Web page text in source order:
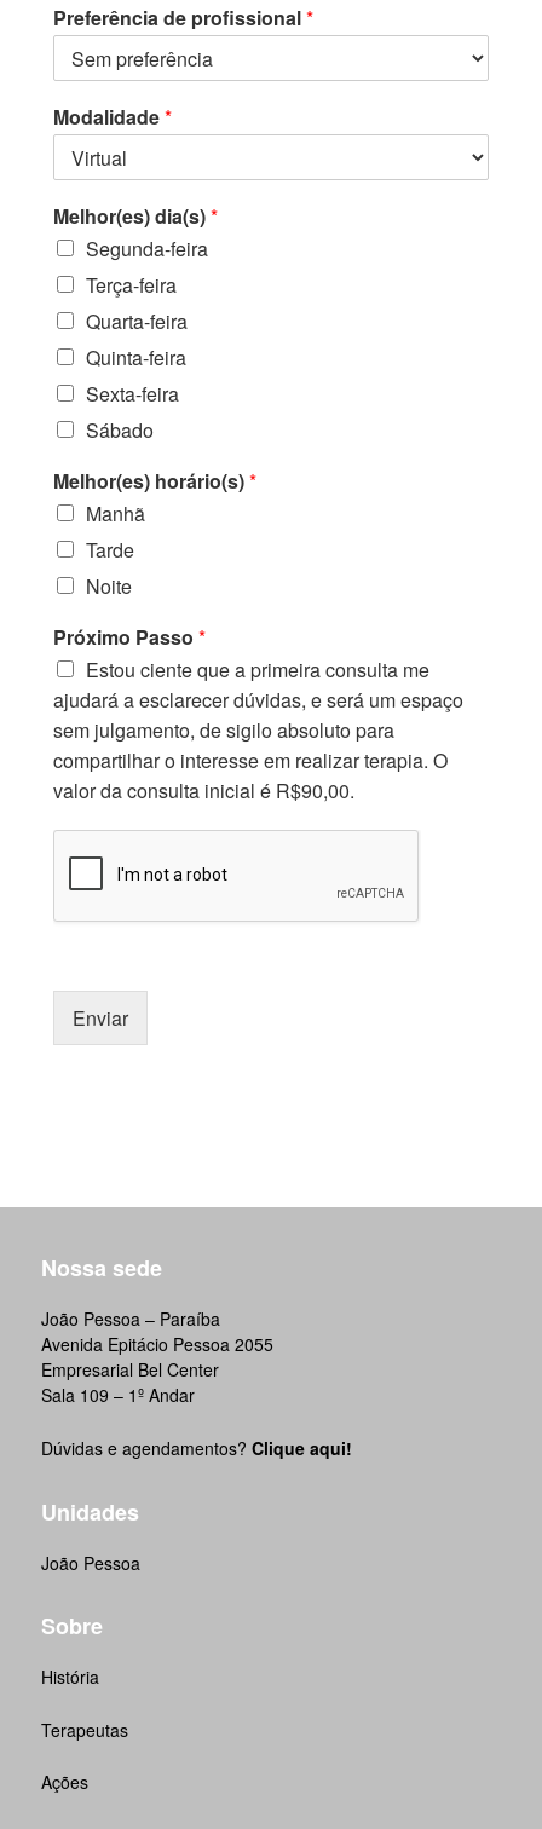
Preferência de profissional*
Modalidade*
Melhor(es) dia(s)*
Segunda-feira
Terça-feira
Quarta-feira
Quinta-feira
Sexta-feira
Sábado
Melhor(es) horário(s)*
Manhã
Tarde
Noite
Próximo Passo*
Estou ciente que a primeira consulta me
ajudará a esclarecer dúvidas, e será um espaço
sem julgamento, de sigilo absoluto para
compartilhar o interesse em realizar terapia. O
valor da consulta inicial é R$90,00.
Enviar
Nossa sede
João Pessoa – Paraíba
Avenida Epitácio Pessoa 2055
Empresarial Bel Center
Sala 109 – 1º Andar
Dúvidas e agendamentos?Clique aqui!
Unidades
João Pessoa
Sobre
História
Terapeutas
Ações